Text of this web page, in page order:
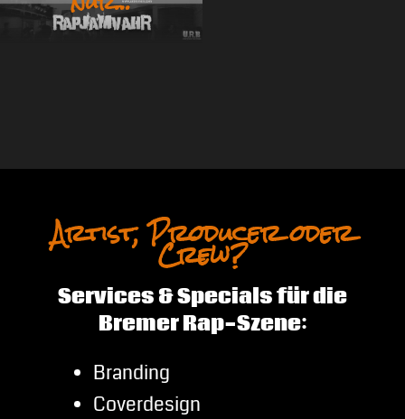
Artist, Producer oder
Crew?
Services & Specials für die
Bremer Rap-Szene:
Branding
Coverdesign